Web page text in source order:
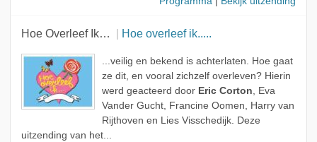
Hoe Overleef Ik… Hoe overleef ik.....
...veilig en bekend is achterlaten. Hoe gaat
ze dit, en vooral zichzelf overleven? Hierin
werd geacteerd door Eric Corton, Eva
Vander Gucht, Francine Oomen, Harry van
Rijthoven en Lies Visschedijk. Deze
uitzending van het...